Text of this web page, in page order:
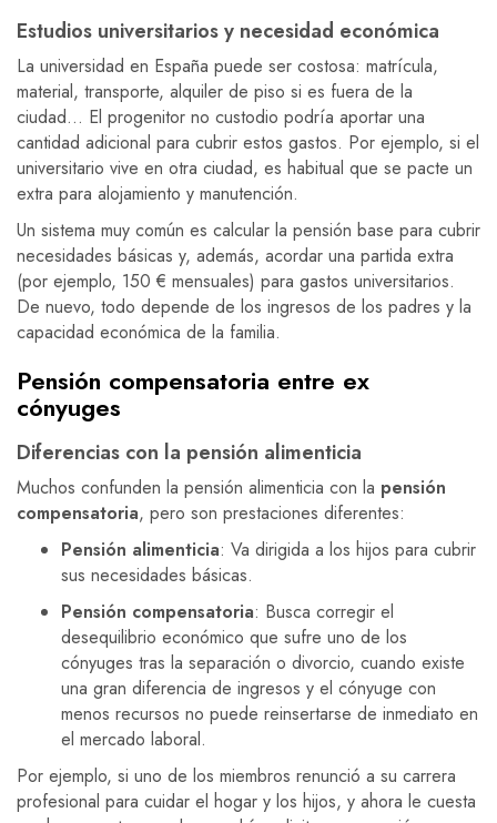
Estudios universitarios y necesidad económica
La universidad en España puede ser costosa: matrícula,
material, transporte, alquiler de piso si es fuera de la
ciudad… El progenitor no custodio podría aportar una
cantidad adicional para cubrir estos gastos. Por ejemplo, si el
universitario vive en otra ciudad, es habitual que se pacte un
extra para alojamiento y manutención.
Un sistema muy común es calcular la pensión base para cubrir
necesidades básicas y, además, acordar una partida extra
(por ejemplo, 150 € mensuales) para gastos universitarios.
De nuevo, todo depende de los ingresos de los padres y la
capacidad económica de la familia.
Pensión compensatoria entre ex
cónyuges
Diferencias con la pensión alimenticia
Muchos confunden la pensión alimenticia con la pensión
compensatoria, pero son prestaciones diferentes:
Pensión alimenticia: Va dirigida a los hijos para cubrir
sus necesidades básicas.
Pensión compensatoria: Busca corregir el
desequilibrio económico que sufre uno de los
cónyuges tras la separación o divorcio, cuando existe
una gran diferencia de ingresos y el cónyuge con
menos recursos no puede reinsertarse de inmediato en
el mercado laboral.
Por ejemplo, si uno de los miembros renunció a su carrera
profesional para cuidar el hogar y los hijos, y ahora le cuesta